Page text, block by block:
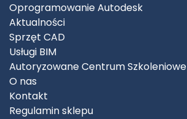
Oprogramowanie Autodesk
Aktualności
Sprzęt CAD
Usługi BIM
Autoryzowane Centrum Szkoleniowe
O nas
Kontakt
Regulamin sklepu